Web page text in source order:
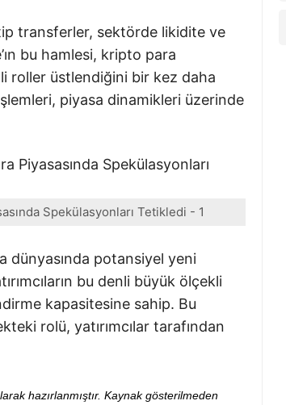
transferler, sektörde likidite ve
bu hamlesi, kripto para
roller üstlendiğini bir kez daha
piyasa dinamikleri üzerinde
Spekülasyonları Tetikledi - 1
dünyasında potansiyel yeni
bu denli büyük ölçekli
kapasitesine sahip. Bu
rolü, yatırımcılar tarafından
hazırlanmıştır. Kaynak gösterilmeden